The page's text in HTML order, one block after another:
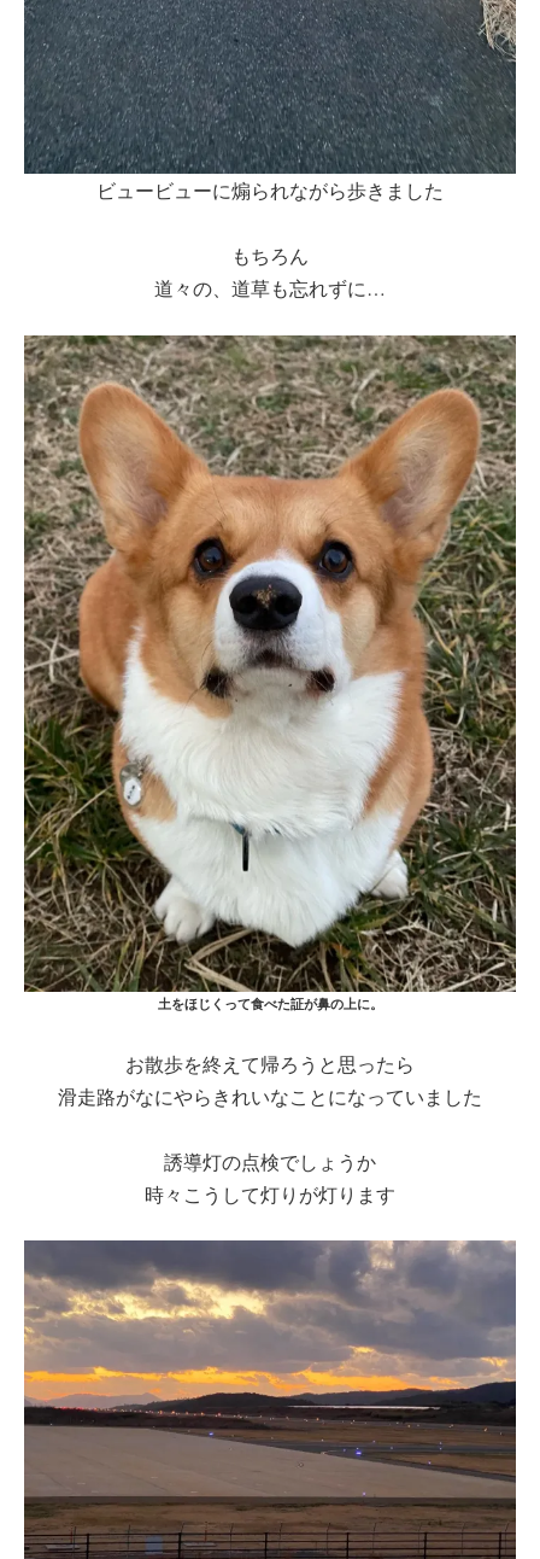
ビュービューに煽られながら歩きました
もちろん
道々の、道草も忘れずに…
土をほじくって食べた証が鼻の上に。
お散歩を終えて帰ろうと思ったら
滑走路がなにやらきれいなことになっていました
誘導灯の点検でしょうか
時々こうして灯りが灯ります